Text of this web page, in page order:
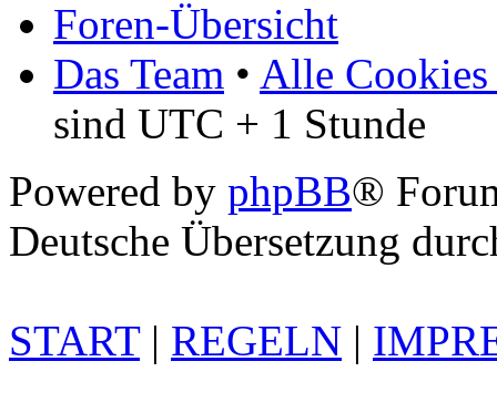
Foren-Übersicht
Das Team • Alle Cookies
sind UTC + 1 Stunde
Powered by phpBB®
Deutsche Übersetzung
START| REGELN |